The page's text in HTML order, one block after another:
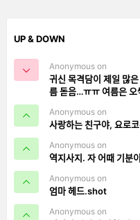
UP & DOWN
Anonymous on
귀신 목격담이 제일
름 돋음…ㅠㅠ 여름은
Anonymous on
사랑하는 친구야,
Anonymous on
역지사지. 자 어때
Anonymous on
엄마 헤드.shot
Anonymous on